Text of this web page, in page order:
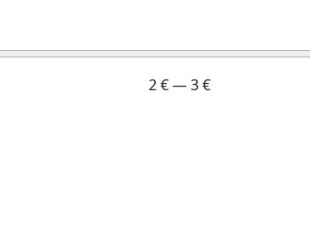
2€—3€